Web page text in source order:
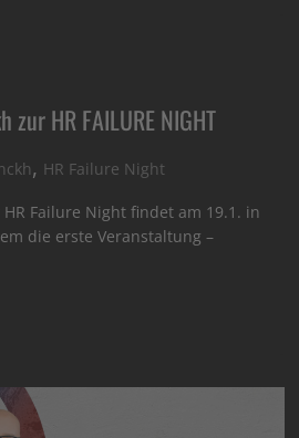
zur HR FAILURE NIGHT
, HR Failure Night
Failure Night findet am 19.1. in
die erste Veranstaltung –